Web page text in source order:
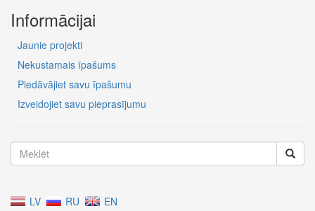
Informācijai
Jaunie projekti
Nekustamais īpašums
Piedāvājiet savu īpašumu
Izveidojiet savu pieprasījumu
LV RU EN